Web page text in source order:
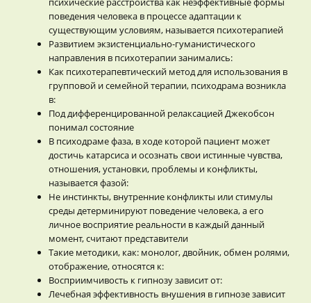
поведения человека в процессе адаптации к
существующим условиям, называется психотерапией
Развитием экзистенциально-гуманистического
направления в психотерапии занимались:
Как психотерапевтический метод для использования в
групповой и семейной терапии, психодрама возникла
в:
Под дифференцированной релаксацией Джекобсон
понимал состояние
В психодраме фаза, в ходе которой пациент может
достичь катарсиса и осознать свои истинные чувства,
отношения, установки, проблемы и конфликты,
называется фазой:
Не инстинкты, внутренние конфликты или стимулы
среды детерминируют поведение человека, а его
личное восприятие реальности в каждый данный
момент, считают представители
Такие методики, как: монолог, двойник, обмен ролями,
отображение, относятся к:
Восприимчивость к гипнозу зависит от:
Лечебная эффективность внушения в гипнозе зависит